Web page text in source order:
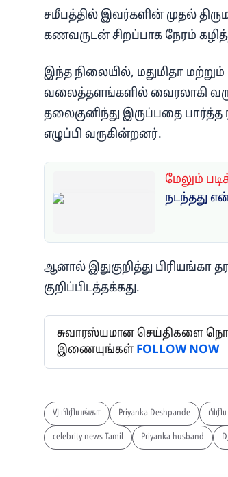
சமீபத்தில் இவர்களின் முதல்
கணவருடன் சிறப்பாக நேரம்
இந்த நிலையில், மதுமிதா
வலைத்தளங்களில் வைரலாகி
தலைகுனிந்து இருப்பதை பார்த்த
எழுப்பி வருகின்றனர்.
மேலும்
நடந்தது
ஆனால் இதுகுறித்து பிரியங்கா
குறிப்பிடத்தக்கது.
சுவாரஸ்யமான செய்திகளை நொடிப்
இணையுங்கள் FOLLOW NOW
VJ பிரியங்கா Priyanka Deshpande
celebrity news Tamil Priyanka husband